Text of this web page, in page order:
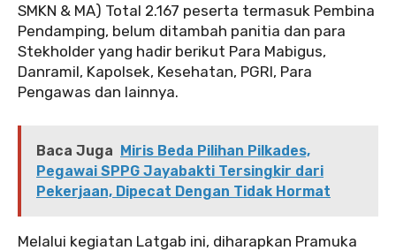
SMKN & MA) Total 2.167 peserta termasuk Pembina
Pendamping, belum ditambah panitia dan para
Stekholder yang hadir berikut Para Mabigus,
Danramil, Kapolsek, Kesehatan, PGRI, Para
Pengawas dan lainnya.
Baca Juga Miris Beda Pilihan Pilkades,
Pegawai SPPG Jayabakti Tersingkir dari
Pekerjaan, Dipecat Dengan Tidak Hormat
‎Melalui kegiatan Latgab ini, diharapkan Pramuka